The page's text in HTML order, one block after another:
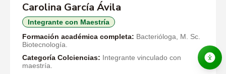
Carolina García Ávila
Integrante con Maestría
Formación académica completa: Bacterióloga, M. Sc.
Biotecnología.
Categoría Colciencias: Integrante vinculado con
maestría.